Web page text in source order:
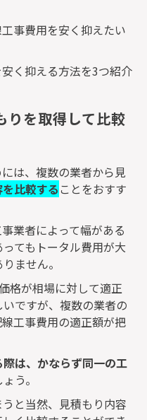
事費用を安く抑えたい
く抑える方法を3つ紹介
りを取得して比較
は、複数の業者から見
比較する ことをおすす
業者によって幅がある
てもトータル費用が大
ません。
格が相場に対して適正
ですが、複数の業者の
工事費用の適正額が把
は、かならず同一の工
う。
と当然、見積もり内容